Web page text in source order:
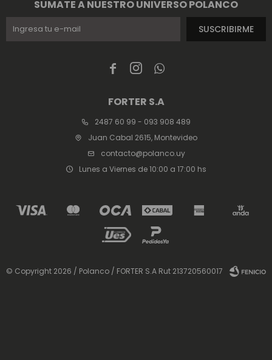
  
FORTER S.A
2487 60 99 - 093 908 489
Juan Cabal 2615, Montevideo
contacto@polanco.uy
Lunes a Viernes de 10:00 a 17:00 hs
SUMATE A NUESTRO UNIVERSO POLANCO
SUSCRIBIRME
© Copyright 2026 / Polanco / FORTER S.A Rut 213720560017